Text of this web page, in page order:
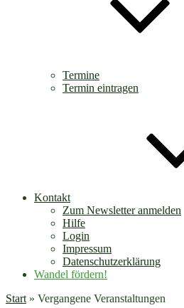
Termine
Termin eintragen
Kontakt
Zum Newsletter anmelden
Hilfe
Login
Impressum
Datenschutzerklärung
Wandel fördern!
Start » Vergangene Veranstaltungen